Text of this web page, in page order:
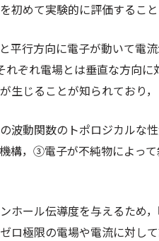
初めて実験的に評価するこ
平行方向に電子が動いて電
れぞれ電場とは垂直な方向
生じることが知られており
波動関数のトポロジカルな
構，③電子が不純物によっ
ホール伝導度を与えるため
ロ極限の電場や電流に対し